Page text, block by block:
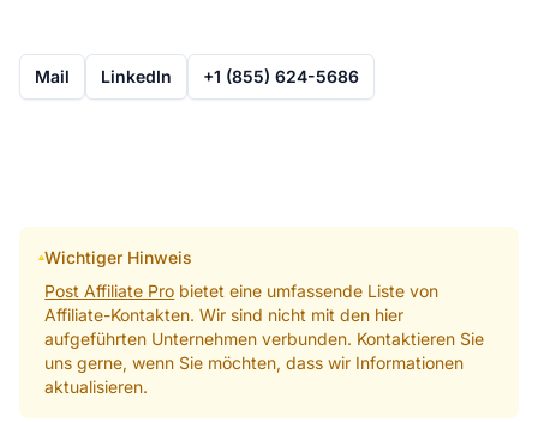
Mail LinkedIn +1 (855) 624-5686
Wichtiger Hinweis
Post Affiliate Pro bietet eine umfassende Liste von
Affiliate-Kontakten. Wir sind nicht mit den hier
aufgeführten Unternehmen verbunden. Kontaktieren Sie
uns gerne, wenn Sie möchten, dass wir Informationen
aktualisieren.